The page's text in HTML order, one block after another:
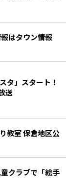
はタウン情報
タ」スタート！
送
教室 保倉地区公
クラブで「絵手